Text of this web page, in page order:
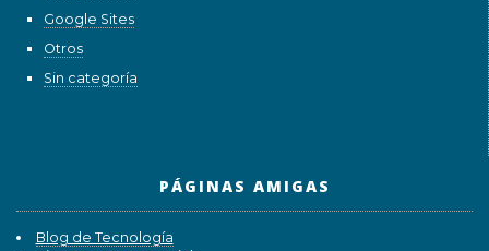
Google Sites
Otros
Sin categoría
PÁGINAS AMIGAS
Blog de Tecnología